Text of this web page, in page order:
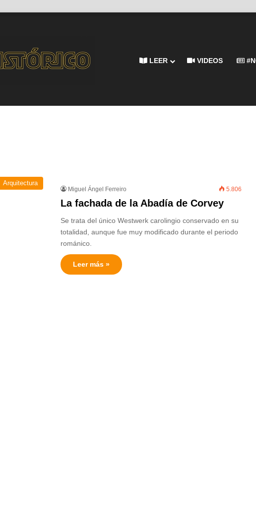
LEER VIDEOS
Arquitectura
Miguel Ángel Ferreiro 5.806
La fachada de la Abadía de Corvey
Se trata del único Westwerk carolingio conservado en su
totalidad, aunque fue muy modificado durante el periodo
románico.
Leer más »